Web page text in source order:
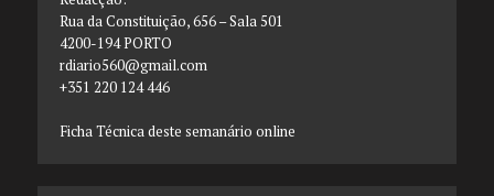
Rua da Constituição, 656 – Sala 501
4200-194 PORTO
rdiario560@gmail.com
+351 220 124 446
Ficha Técnica deste semanário online